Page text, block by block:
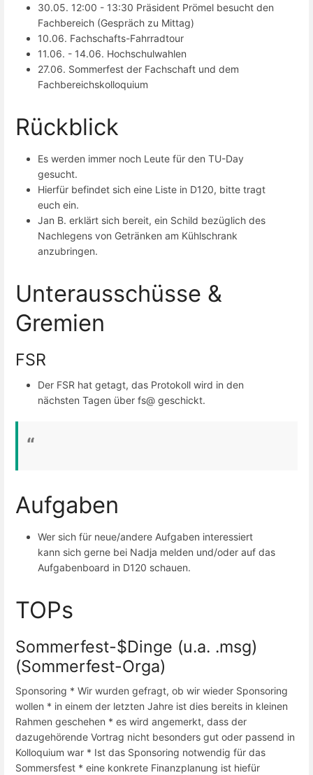
30.05. 12:00 - 13:30 Präsident Prömel besucht den
Fachbereich (Gespräch zu Mittag)
10.06. Fachschafts-Fahrradtour
11.06. - 14.06. Hochschulwahlen
27.06. Sommerfest der Fachschaft und dem
Fachbereichskolloquium
Rückblick
Es werden immer noch Leute für den TU-Day
gesucht.
Hierfür befindet sich eine Liste in D120, bitte tragt
euch ein.
Jan B. erklärt sich bereit, ein Schild bezüglich des
Nachlegens von Getränken am Kühlschrank
anzubringen.
Unterausschüsse &
Gremien
FSR
Der FSR hat getagt, das Protokoll wird in den
nächsten Tagen über fs@ geschickt.
Aufgaben
Wer sich für neue/andere Aufgaben interessiert
kann sich gerne bei Nadja melden und/oder auf das
Aufgabenboard in D120 schauen.
TOPs
Sommerfest-$Dinge (u.a. .msg)
(Sommerfest-Orga)
Sponsoring * Wir wurden gefragt, ob wir wieder Sponsoring
wollen * in einem der letzten Jahre ist dies bereits in kleinen
Rahmen geschehen * es wird angemerkt, dass der
dazugehörende Vortrag nicht besonders gut oder passend in
Kolloquium war * Ist das Sponsoring notwendig für das
Sommersfest * eine konkrete Finanzplanung ist hiefür